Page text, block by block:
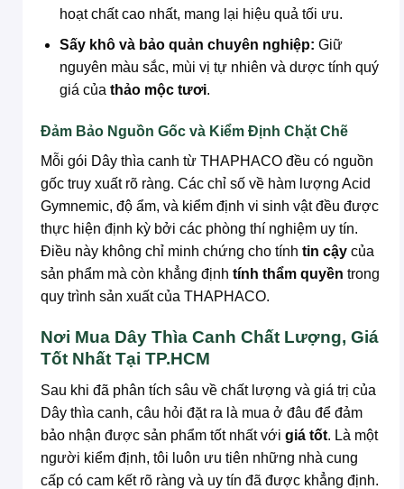
hoạt chất cao nhất, mang lại hiệu quả tối ưu.
Sấy khô và bảo quản chuyên nghiệp: Giữ
nguyên màu sắc, mùi vị tự nhiên và dược tính quý
giá của thảo mộc tươi.
Đảm Bảo Nguồn Gốc và Kiểm Định Chặt Chẽ
Mỗi gói Dây thìa canh từ THAPHACO đều có nguồn
gốc truy xuất rõ ràng. Các chỉ số về hàm lượng Acid
Gymnemic, độ ẩm, và kiểm định vi sinh vật đều được
thực hiện định kỳ bởi các phòng thí nghiệm uy tín.
Điều này không chỉ minh chứng cho tính tin cậy của
sản phẩm mà còn khẳng định tính thẩm quyền trong
quy trình sản xuất của THAPHACO.
Nơi Mua Dây Thìa Canh Chất Lượng, Giá
Tốt Nhất Tại TP.HCM
Sau khi đã phân tích sâu về chất lượng và giá trị của
Dây thìa canh, câu hỏi đặt ra là mua ở đâu để đảm
bảo nhận được sản phẩm tốt nhất với giá tốt. Là một
người kiểm định, tôi luôn ưu tiên những nhà cung
cấp có cam kết rõ ràng và uy tín đã được khẳng định.